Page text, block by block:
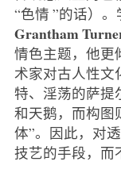
“色情 ”的话）。
Grantham
情色主题，他更
术家对古人性文
特、淫荡的萨提
和天鹅，而构图
体”。因此，对
技艺的手段，而